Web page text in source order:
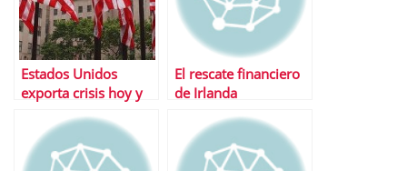
Estados Unidos
exporta crisis hoy y
El rescate financiero
de Irlanda